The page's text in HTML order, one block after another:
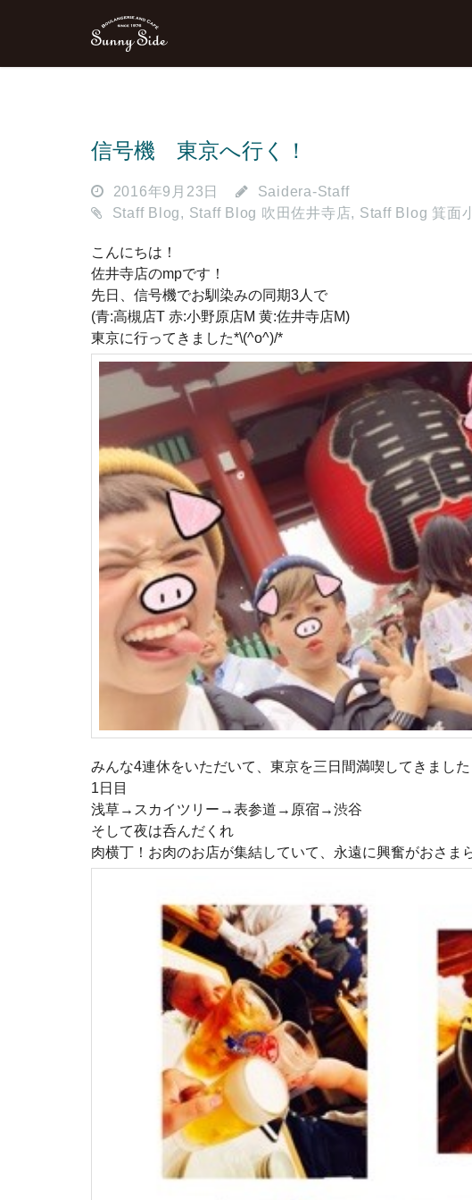
信号機 東京へ行く！
2016年9月23日
Saidera-Staff
Staff Blog, Staff Blog 吹田佐井寺店, Staff Blog 箕面
こんにちは！
佐井寺店のmpです！
先日、信号機でお馴染みの同期3人で
(青:高槻店T 赤:小野原店M 黄:佐井寺店M)
東京に行ってきました*\(^o^)/*
みんな4連休をいただいて、東京を三日間満喫してきました
1日目
浅草→スカイツリー→表参道→原宿→渋谷
そして夜は呑んだくれ
肉横丁！お肉のお店が集結していて、永遠に興奮がおさま